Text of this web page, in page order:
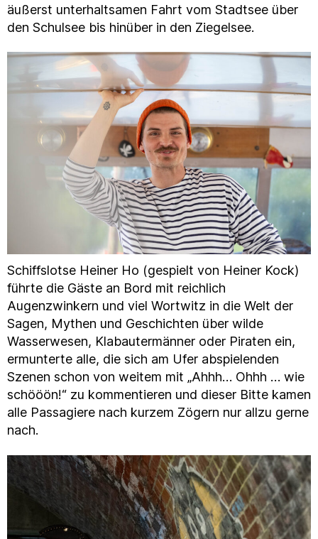
äußerst unterhaltsamen Fahrt vom Stadtsee über
den Schulsee bis hinüber in den Ziegelsee.
Schiffslotse Heiner Ho (gespielt von Heiner Kock)
führte die Gäste an Bord mit reichlich
Augenzwinkern und viel Wortwitz in die Welt der
Sagen, Mythen und Geschichten über wilde
Wasserwesen, Klabautermänner oder Piraten ein,
ermunterte alle, die sich am Ufer abspielenden
Szenen schon von weitem mit „Ahhh… Ohhh … wie
schööön!“ zu kommentieren und dieser Bitte kamen
alle Passagiere nach kurzem Zögern nur allzu gerne
nach.